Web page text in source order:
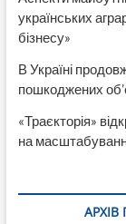
українських
бізнесу»
В Україні
пошкоджених
«Траєкторія»
на
АРХІВ